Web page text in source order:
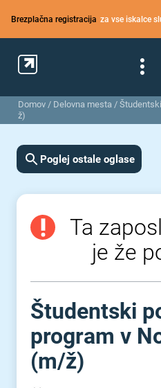
Brezplačna registracija za vse iskalce
Domov / Delovna mesta /
ž)
Poglej ostale oglase
Ta
je že
Študentski
program v
(m⁠/⁠ž)